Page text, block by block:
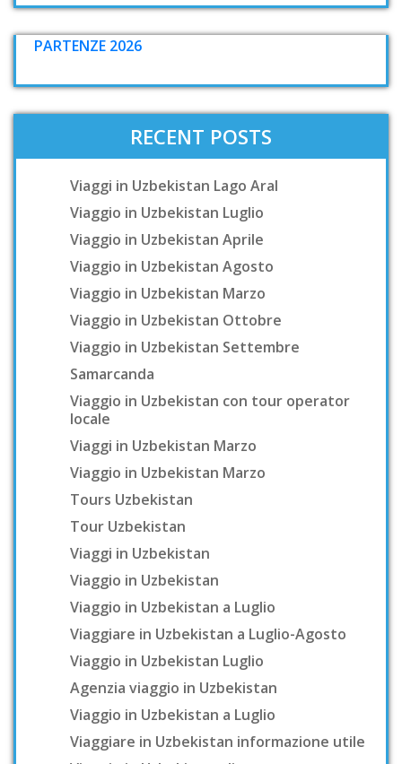
PARTENZE 2026
RECENT POSTS
Viaggi in Uzbekistan Lago Aral
Viaggio in Uzbekistan Luglio
Viaggio in Uzbekistan Aprile
Viaggio in Uzbekistan Agosto
Viaggio in Uzbekistan Marzo
Viaggio in Uzbekistan Ottobre
Viaggio in Uzbekistan Settembre
Samarcanda
Viaggio in Uzbekistan con tour operator
locale
Viaggi in Uzbekistan Marzo
Viaggio in Uzbekistan Marzo
Tours Uzbekistan
Tour Uzbekistan
Viaggi in Uzbekistan
Viaggio in Uzbekistan
Viaggio in Uzbekistan a Luglio
Viaggiare in Uzbekistan a Luglio-Agosto
Viaggio in Uzbekistan Luglio
Agenzia viaggio in Uzbekistan
Viaggio in Uzbekistan a Luglio
Viaggiare in Uzbekistan informazione utile